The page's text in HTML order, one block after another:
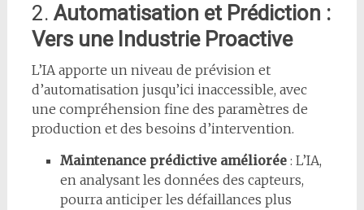
2. Automatisation et Prédiction :
Vers une Industrie Proactive
L’IA apporte un niveau de prévision et
d’automatisation jusqu’ici inaccessible, avec
une compréhension fine des paramètres de
production et des besoins d’intervention.
Maintenance prédictive améliorée: L’IA,
en analysant les données des capteurs,
pourra anticiper les défaillances plus